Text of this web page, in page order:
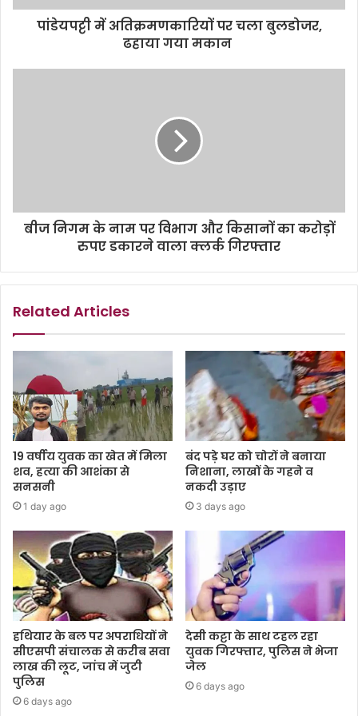
पांडेयपट्टी में अतिक्रमणकारियों पर चला बुलडोजर,
ढहाया गया मकान
बीज निगम के नाम पर विभाग और किसानों का करोड़ों
रुपए डकारने वाला क्लर्क गिरफ्तार
Related Articles
19 वर्षीय युवक का खेत में मिला
शव, हत्या की आशंका से
सनसनी
1 day ago
बंद पड़े घर को चोरों ने बनाया
निशाना, लाखों के गहने व
नकदी उड़ाए
3 days ago
हथियार के बल पर अपराधियों ने
सीएसपी संचालक से करीब सवा
लाख की लूट, जांच में जुटी
पुलिस
6 days ago
देसी कट्टा के साथ टहल रहा
युवक गिरफ्तार, पुलिस ने भेजा
जेल
6 days ago